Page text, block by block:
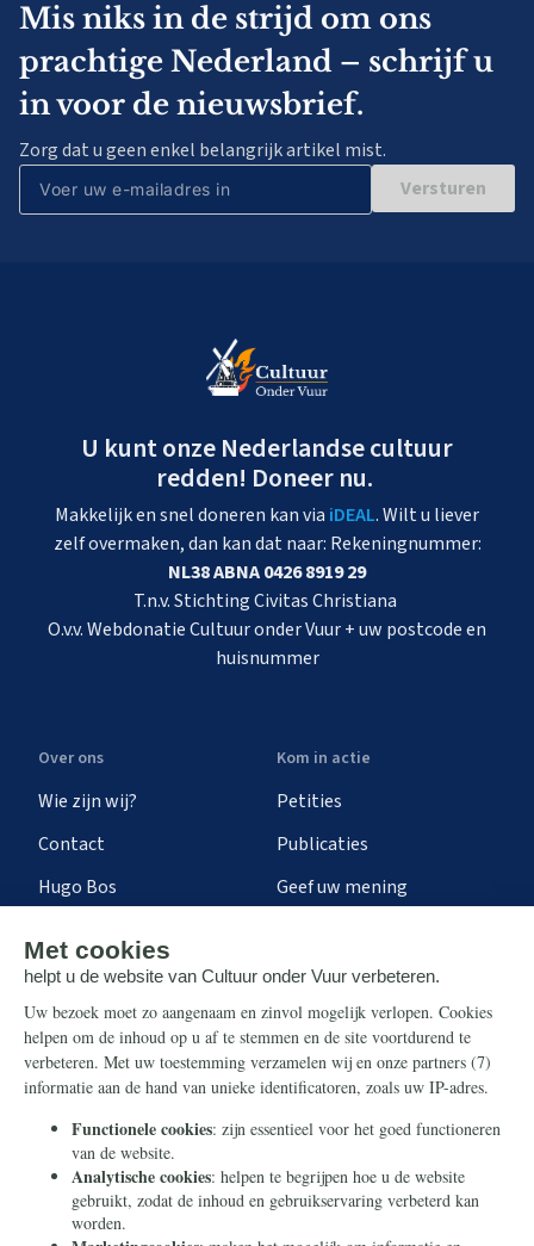
Mis niks in de strijd om ons
prachtige Nederland – schrijf u
in voor de nieuwsbrief.
Zorg dat u geen enkel belangrijk artikel mist.
Versturen
U kunt onze Nederlandse cultuur
redden! Doneer nu.
Makkelijk en snel doneren kan via iDEAL. Wilt u liever
zelf overmaken, dan kan dat naar: Rekeningnummer:
NL38 ABNA 0426 8919 29
T.n.v. Stichting Civitas Christiana
O.v.v. Webdonatie Cultuur onder Vuur + uw postcode en
huisnummer
Over ons
Wie zijn wij?
Contact
Hugo Bos
Kom in actie
Petities
Publicaties
Geef uw mening
Steun ons
Nieuwsbrief
Eenmalig
Maandelijks
Periodiek
Nalaten
Info
Contact
Ontvang onze Telegram-
berichten